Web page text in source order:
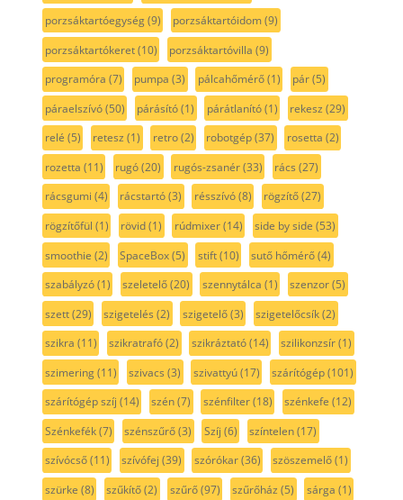
porzsáktartóegység(9) porzsáktartóidom(9)
porzsáktartókeret(10) porzsáktartóvilla (9)
programóra (7) pumpa (3) pálcahőmérő(1) pár(5)
páraelszívó(50) párásító(1) párátlanító(1) rekesz (29)
relé (5) retesz (1) retro(2) robotgép(37) rosetta (2)
rozetta (11) rugó(20) rugós-zsanér(33) rács (27)
rácsgumi (4) rácstartó(3) résszívó(8) rögzítő(27)
rögzítőfül (1) rövid(1) rúdmixer(14) side by side (53)
smoothie (2) SpaceBox(5) stift(10) sutő hőmérő(4)
szabályzó(1) szeletelő(20) szennytálca (1) szenzor(5)
szett(29) szigetelés (2) szigetelő(3) szigetelőcsík(2)
szikra (11) szikratrafó(2) szikráztató(14) szilikonzsír(1)
szimering(11) szivacs (3) szivattyú(17) szárítógép(101)
szárítógép szíj (14) szén(7) szénfilter(18) szénkefe (12)
Szénkefék(7) szénszűrő(3) Szíj (6) színtelen(17)
szívócső(11) szívófej (39) szórókar(36) szöszemelő(1)
szürke (8) szűkítő(2) szűrő(97) szűrőház (5) sárga (1)